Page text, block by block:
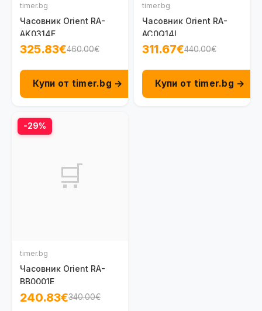
timer.bg
Часовник Orient RA-
AK0314E
325.83€460.00€
Купи от timer.bg →
timer.bg
Часовник Orient RA-
AC0Q14L
311.67€440.00€
Купи от timer.bg →
-29%
🛒
timer.bg
Часовник Orient RA-
BB0001E
240.83€340.00€